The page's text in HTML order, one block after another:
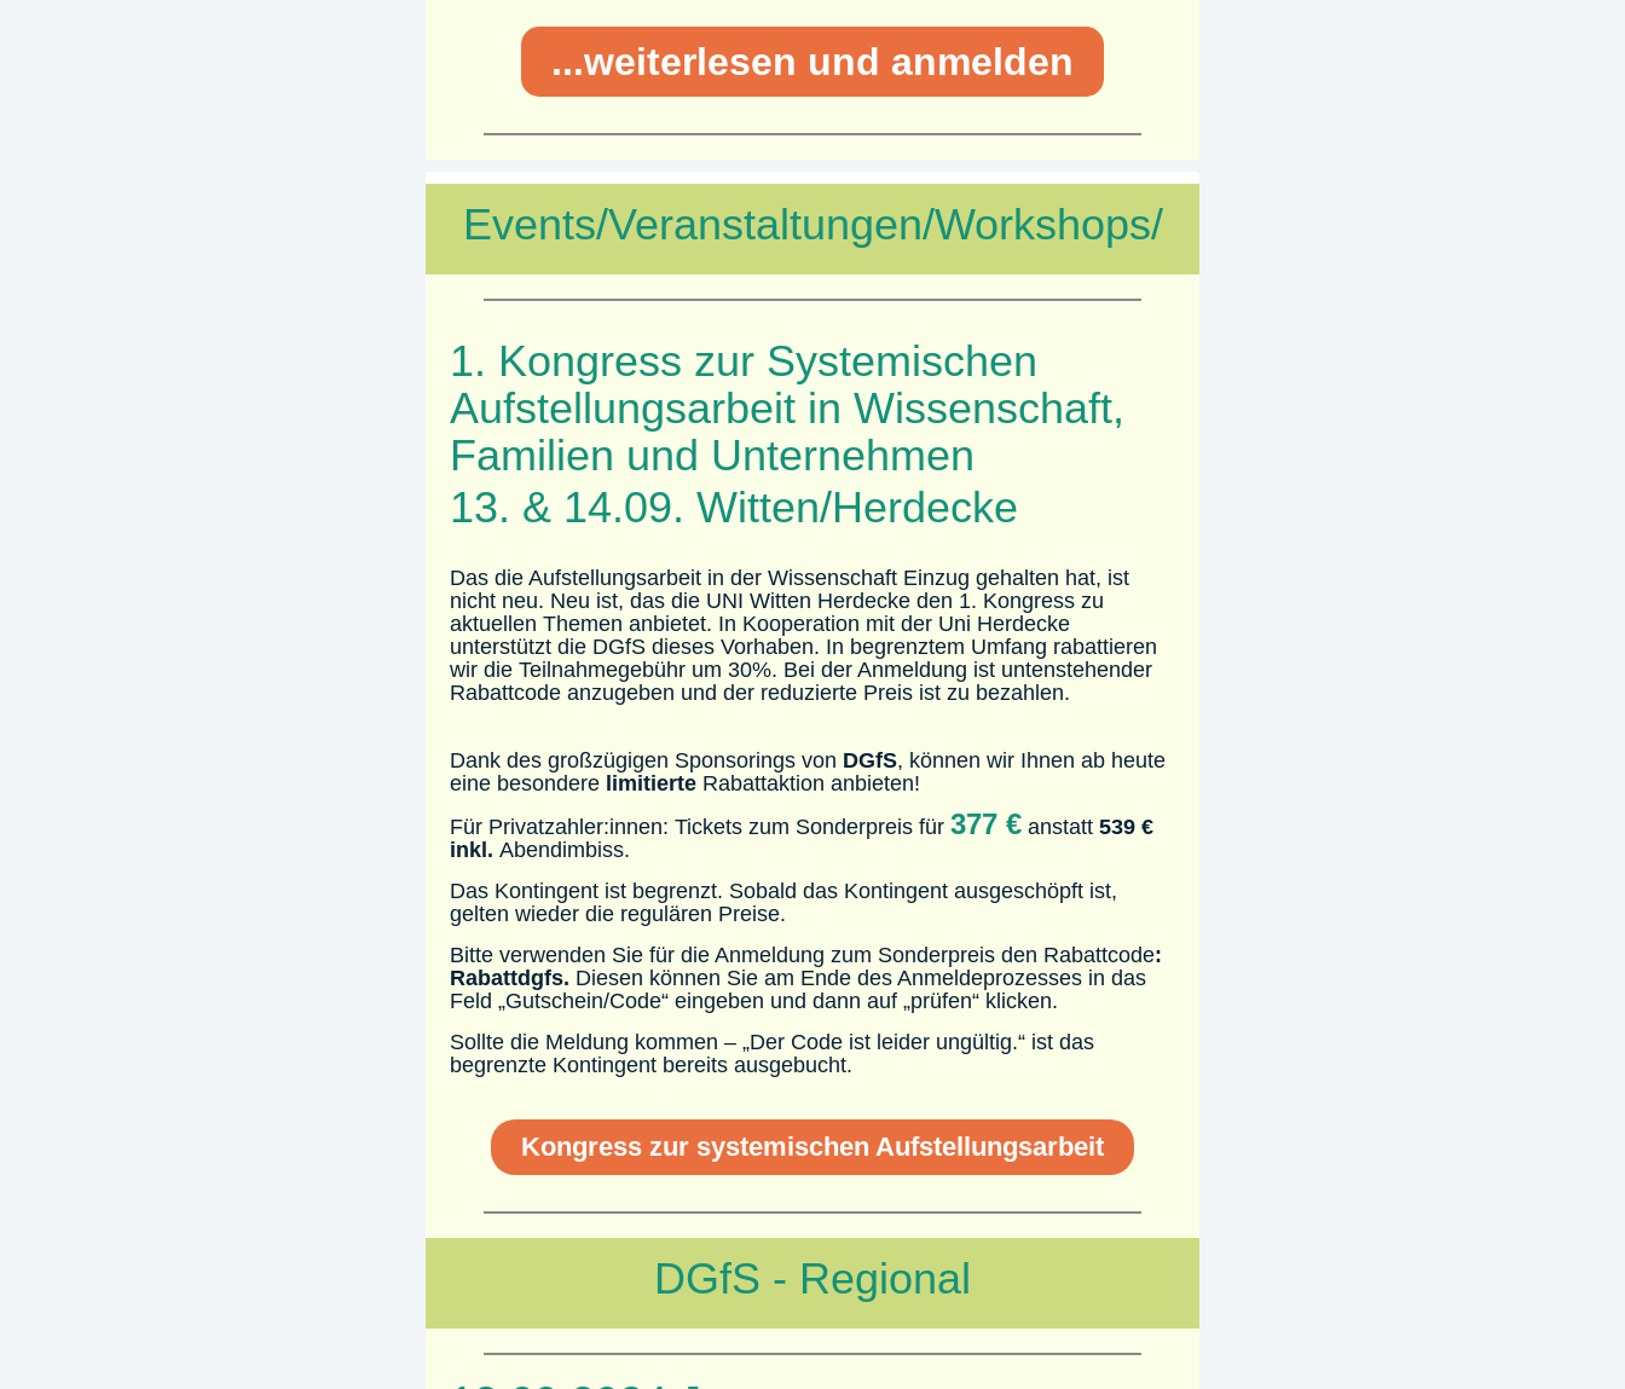
...weiterlesen und anmelden
Events/Veranstaltungen/Workshops/
1. Kongress zur Systemischen
Aufstellungsarbeit in Wissenschaft,
Familien und Unternehmen
13. & 14.09. Witten/Herdecke
Das die Aufstellungsarbeit in der Wissenschaft Einzug gehalten hat, ist
nicht neu. Neu ist, das die UNI Witten Herdecke den 1. Kongress zu
aktuellen Themen anbietet. In Kooperation mit der Uni Herdecke
unterstützt die DGfS dieses Vorhaben. In begrenztem Umfang rabattieren
wir die Teilnahmegebühr um 30%. Bei der Anmeldung ist untenstehender
Rabattcode anzugeben und der reduzierte Preis ist zu bezahlen.
Dank des großzügigen Sponsorings von DGfS, können wir Ihnen ab heute
eine besondere limitierte Rabattaktion anbieten!
Für Privatzahler:innen: Tickets zum Sonderpreis für 377 € anstatt 539 €
inkl. Abendimbiss.
Das Kontingent ist begrenzt. Sobald das Kontingent ausgeschöpft ist,
gelten wieder die regulären Preise.
Bitte verwenden Sie für die Anmeldung zum Sonderpreis den Rabattcode:
Rabattdgfs. Diesen können Sie am Ende des Anmeldeprozesses in das
Feld „Gutschein/Code“ eingeben und dann auf „prüfen“ klicken.
Sollte die Meldung kommen – „Der Code ist leider ungültig.“ ist das
begrenzte Kontingent bereits ausgebucht.
Kongress zur systemischen Aufstellungsarbeit
DGfS - Regional